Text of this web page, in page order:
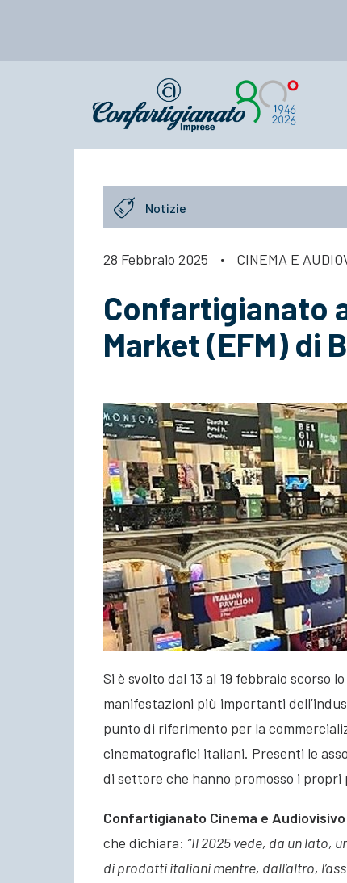
Notizie
28 Febbraio 2025 · CINEMA E
Confartigianato
Market (EFM) di
Si è svolto dal 13 al 19 febbraio scorso lo
manifestazioni più importanti
punto di riferimento per la
cinematografici italiani. Presenti le
di settore che hanno promosso i
Confartigianato Cinema e Audiovisivo
che dichiara: “Il 2025 vede, da un lato,
di prodotti italiani mentre, dall’altro,